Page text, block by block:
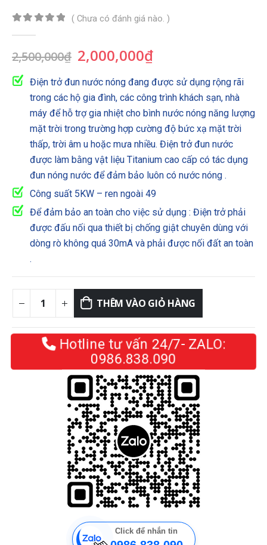
( Chưa có đánh giá nào. )
2,500,000₫ Giá
gốc
là:
2,500,000₫.
2,000,000₫Giá
tại
là:
2,000,000₫.
Điện trở đun nước nóng đang được sử dụng rộng rãi
trong các hộ gia đình, các công trình khách sạn, nhà
máy để hỗ trợ gia nhiệt cho bình nước nóng năng lượng
mặt trời trong trường hợp cường độ bức xạ mặt trời
thấp, trời âm u hoặc mưa nhiều. Điện trở đun nước
được làm bằng vật liệu Titanium cao cấp có tác dụng
đun nóng nước để đảm bảo luôn có nước nóng .
Công suất 5KW – ren ngoài 49
Để đảm bảo an toàn cho việc sử dụng : Điện trở phải
được đấu nối qua thiết bị chống giật chuyên dùng với
dòng rò không quá 30mA và phải được nối đất an toàn
.
THÊM VÀO GIỎ HÀNG
Hotline tư vấn 24/7- ZALO:
0986.838.090
Click để nhắn tin